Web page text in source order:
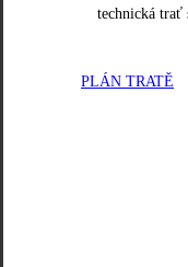
technická trať
PLÁN TRATĚ